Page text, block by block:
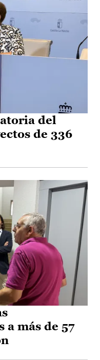
del
de 336
más de 57